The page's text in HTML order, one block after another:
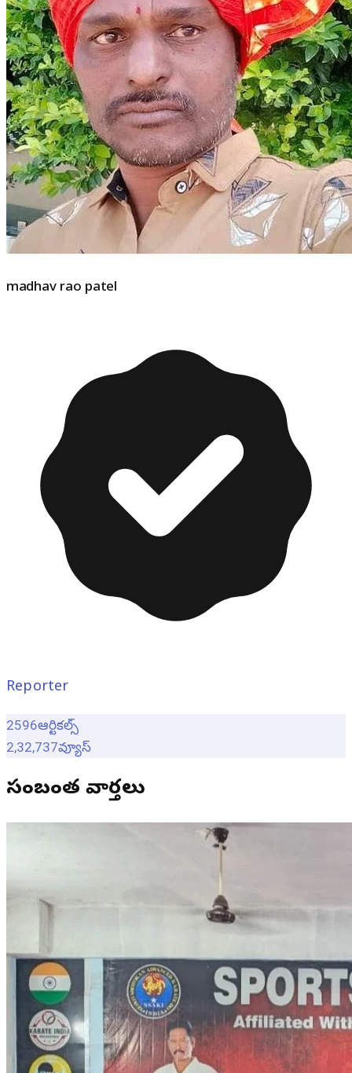
madhav rao patel
Reporter
2596ఆర్టికల్స్
2,32,737వ్యూస్
సంబంధిత వార్తలు